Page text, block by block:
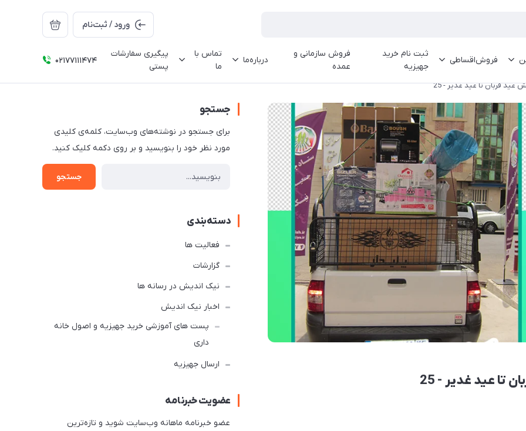
ورود / ثبت‌نام
فروش‌اقساطی
ثبت نام خرید
جهیزیه
فروش سازمانی و
عمده
درباره‌ما
تماس با
ما
پیگیری سفارشات
پستی
02177111474
قربان تا عید غدیر - 25
تا عید غدیر - 25
جستجو
برای جستجو در نوشته‌های وب‌سایت، کلمه‌ی کلیدی
مورد نظر خود را بنویسید و بر روی دکمه کلیک کنید.
جستجو
دسته‌بندی
فعالیت ها
گزارشات
نیک اندیش در رسانه ها
اخبار نیک اندیش
پست های آموزشی خرید جهیزیه و اصول خانه
داری
ارسال جهیزیه
عضویت خبرنامه
عضو خبرنامه ماهانه وب‌سایت شوید و تازه‌ترین